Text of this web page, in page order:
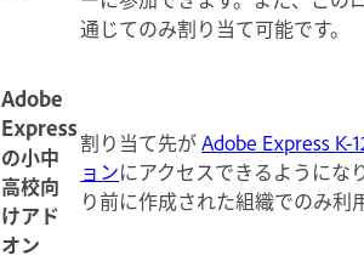
通じてのみ割り当て可能です。
Adobe
Express
の小中
高校向
けアド
オン
割り当て先がAdobe Express K-
ョンにアクセスできるようにな
り前に作成された組織でのみ利